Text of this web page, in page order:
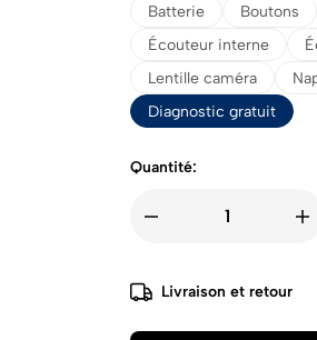
Batterie Boutons
Écouteur interne
Lentille caméra
Diagnostic gratuit
Quantité:
Livraison et retour